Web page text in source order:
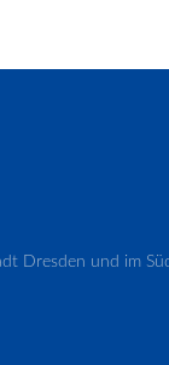
Dresden und im